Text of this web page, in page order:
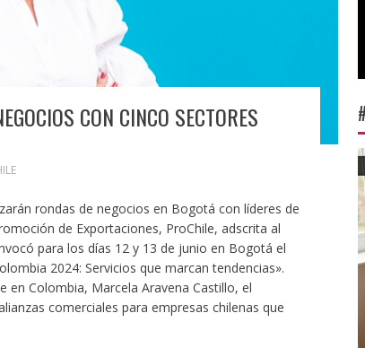
CON CINCO SECTORES
rondas de negocios en Bogotá con líderes de
de Exportaciones, ProChile, adscrita al
para los días 12 y 13 de junio en Bogotá el
2024: Servicios que marcan tendencias».
en Colombia, Marcela Aravena Castillo, el
comerciales para empresas chilenas que